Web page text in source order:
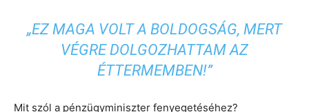
„EZ MAGA VOLT A BOLDOGSÁG, MERT
VÉGRE DOLGOZHATTAM AZ
ÉTTERMEMBEN!”
Mit szól a pénzügyminiszter fenyegetéséhez?